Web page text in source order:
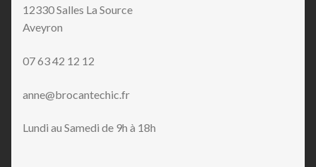
12330 Salles La Source
Aveyron
07 63 42 12 12
anne@brocantechic.fr
Lundi au Samedi de 9h à 18h